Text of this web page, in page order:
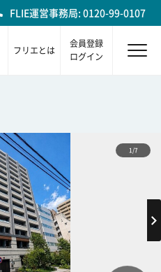
FLIE運営事務局: 0120-99-0107
フリエとは
会員登録
ログイン
1/7